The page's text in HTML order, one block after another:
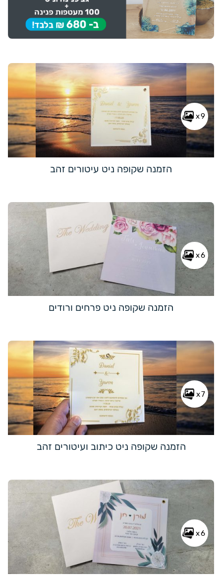
x9
הזמנה שקופה ניט עיטורים זהב
x6
הזמנה שקופה ניט פרחים ורודים
x7
הזמנה שקופה ניט כיתוב ועיטורים זהב
x6